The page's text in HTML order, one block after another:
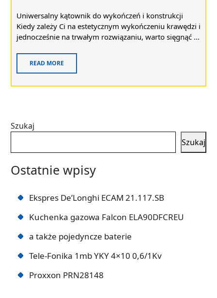
Uniwersalny kątownik do wykończeń i konstrukcji
Kiedy zależy Ci na estetycznym wykończeniu krawędzi i
jednocześnie na trwałym rozwiązaniu, warto sięgnąć ...
READ MORE
Szukaj
Szukaj
Ostatnie wpisy
Ekspres De’Longhi ECAM 21.117.SB
Kuchenka gazowa Falcon ELA90DFCREU
a także pojedyncze baterie
Tele-Fonika 1mb YKY 4×10 0,6/1Kv
Proxxon PRN28148